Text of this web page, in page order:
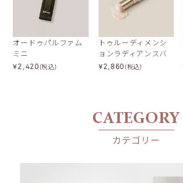
Cashmeran
Patchouli Oil
Sandalwood Oil
オードゥパルファム
ミニ
¥2,420(税込)
トゥルーディメンシ
ョンラディアンスバ
ーム
¥2,860(税込)
CATEGORY
カテゴリー